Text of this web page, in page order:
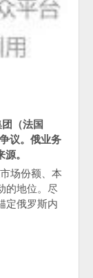
（法国
议。俄业务
。
场份额、本
的地位。尽
定俄罗斯内